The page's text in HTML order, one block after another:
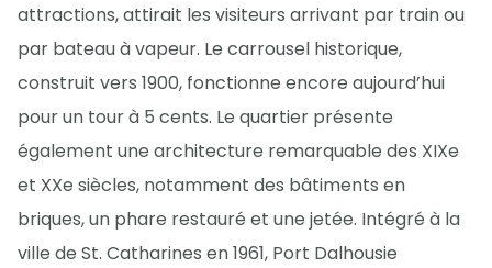
attractions, attirait les visiteurs arrivant par train ou
par bateau à vapeur. Le carrousel historique,
construit vers 1900, fonctionne encore aujourd’hui
pour un tour à 5 cents. Le quartier présente
également une architecture remarquable des XIXe
et XXe siècles, notamment des bâtiments en
briques, un phare restauré et une jetée. Intégré à la
ville de St. Catharines en 1961, Port Dalhousie